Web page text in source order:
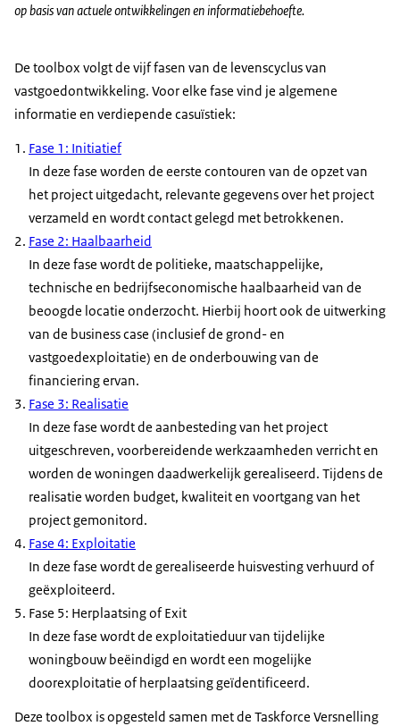
op basis van actuele ontwikkelingen en informatiebehoefte.
De toolbox volgt de vijf fasen van de levenscyclus van
vastgoedontwikkeling. Voor elke fase vind je algemene
informatie en verdiepende casuïstiek:
Fase 1: Initiatief
In deze fase worden de eerste contouren van de opzet van
het project uitgedacht, relevante gegevens over het project
verzameld en wordt contact gelegd met betrokkenen.
Fase 2: Haalbaarheid
In deze fase wordt de politieke, maatschappelijke,
technische en bedrijfseconomische haalbaarheid van de
beoogde locatie onderzocht. Hierbij hoort ook de uitwerking
van de business case (inclusief de grond- en
vastgoedexploitatie) en de onderbouwing van de
financiering ervan.
Fase 3: Realisatie
In deze fase wordt de aanbesteding van het project
uitgeschreven, voorbereidende werkzaamheden verricht en
worden de woningen daadwerkelijk gerealiseerd. Tijdens de
realisatie worden budget, kwaliteit en voortgang van het
project gemonitord.
Fase 4: Exploitatie
In deze fase wordt de gerealiseerde huisvesting verhuurd of
geëxploiteerd.
Fase 5: Herplaatsing of Exit
In deze fase wordt de exploitatieduur van tijdelijke
woningbouw beëindigd en wordt een mogelijke
doorexploitatie of herplaatsing geïdentificeerd.
Deze toolbox is opgesteld samen met de Taskforce Versnelling